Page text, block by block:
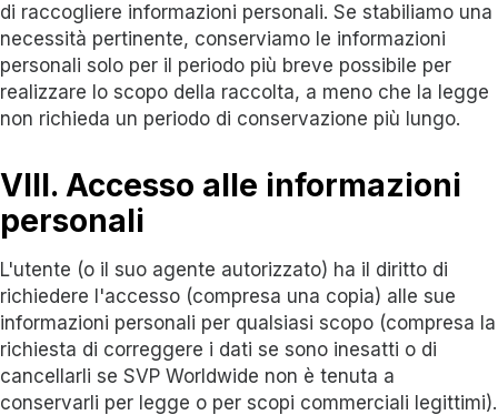
di raccogliere informazioni personali. Se stabiliamo una
necessità pertinente, conserviamo le informazioni
personali solo per il periodo più breve possibile per
realizzare lo scopo della raccolta, a meno che la legge
non richieda un periodo di conservazione più lungo.
VIII. Accesso alle informazioni
personali
L'utente (o il suo agente autorizzato) ha il diritto di
richiedere l'accesso (compresa una copia) alle sue
informazioni personali per qualsiasi scopo (compresa la
richiesta di correggere i dati se sono inesatti o di
cancellarli se SVP Worldwide non è tenuta a
conservarli per legge o per scopi commerciali legittimi).